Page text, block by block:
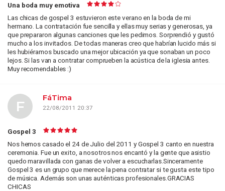
Una boda muy emotiva
Las chicas de gospel 3 estuvieron este verano en la boda de mi
hermano. La contratación fue sencilla y ellas muy serias y generosas, ya
que prepararon algunas canciones que les pedimos. Sorprendió y gustó
mucho a los invitados. De todas maneras creo que habrían lucido más si
les hubiéramos buscado una mejor ubicación ya que sonaban un poco
lejos. Si las van a contratar comprueben la acústica de la iglesia antes.
Muy recomendables :)
FáTima
22/08/2011 20:37
F
Gospel 3
Nos hemos casado el 24 de Julio del 2011 y Gospel 3 canto en nuestra
ceremonia. Fue un exito, a nosotros nos encantó y la gente que asistio
quedo maravillada con ganas de volver a escucharlas.Sinceramente
Gospel 3 es un grupo que merece la pena contratar si te gusta este tipo
de música. Además son unas auténticas profesionales.GRACIAS
CHICAS